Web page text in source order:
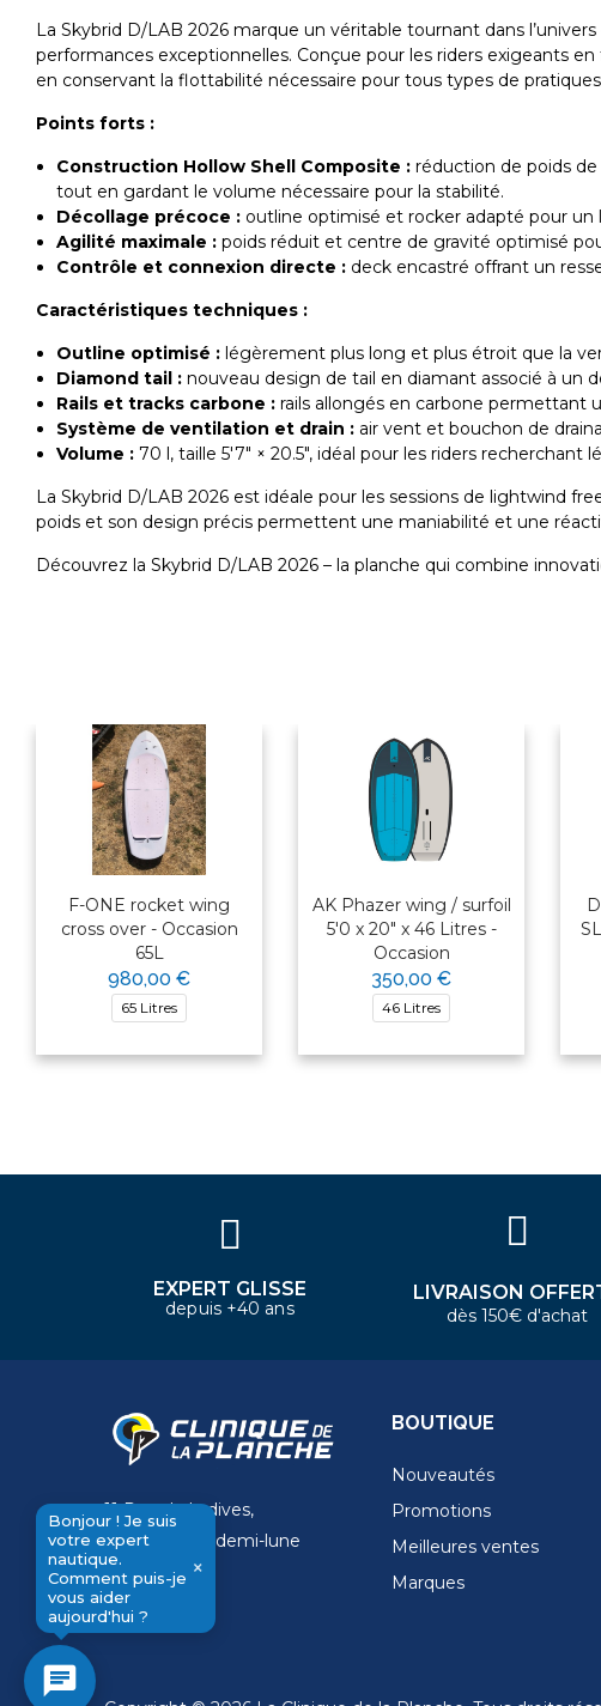
La Skybrid D/LAB 2026 marque un véritable tournant dans
performances exceptionnelles. Conçue pour les riders exigeants
en conservant la flottabilité nécessaire pour tous types de
Points forts :
Construction Hollow Shell Composite : réduction de poids
tout en gardant le volume nécessaire pour la stabilité.
Décollage précoce : outline optimisé et rocker adapté pour
Agilité maximale : poids réduit et centre de gravité optimisé
Contrôle et connexion directe : deck encastré offrant un
Caractéristiques techniques :
Outline optimisé : légèrement plus long et plus étroit que la
Diamond tail : nouveau design de tail en diamant associé à un
Rails et tracks carbone : rails allongés en carbone permettant
Système de ventilation et drain : air vent et bouchon de
Volume : 70 l, taille 5'7" × 20.5", idéal pour les riders
La Skybrid D/LAB 2026 est idéale pour les sessions de lightwind
poids et son design précis permettent une maniabilité et une
Découvrez la Skybrid D/LAB 2026 – la planche qui combine
F-ONE rocket wing
cross over - Occasion
65L
980,00 €
65 Litres
AK Phazer wing / surfoil
5'0 x 20" x 46 Litres -
Occasion
350,00 €
46 Litres
×
send
Bonjour ! Je suis
votre expert
nautique.
Comment puis-je
vous aider
aujourd'hui ?
×
chat
EXPERT GLISSE
depuis +40 ans
LIVRAISON
dès 150€ d'achat
11 Rue de la dives,
4 Place de la demi-lune
14000 Caen
BOUTIQUE
Nouveautés
Promotions
Meilleures ventes
Marques